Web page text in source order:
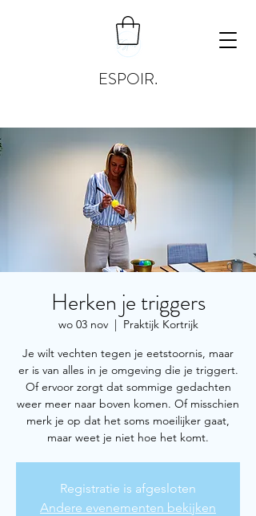
ESPOIR.
Herken je triggers
wo 03 nov
  |
Praktijk Kortrijk
Je wilt vechten tegen je eetstoornis, maar
er is van alles in je omgeving die je triggert.
Of ervoor zorgt dat sommige gedachten
weer meer naar boven komen. Of misschien
merk je op dat het soms moeilijker gaat,
maar weet je niet hoe het komt.
Registratie is afgesloten
Andere evenementen bekijken